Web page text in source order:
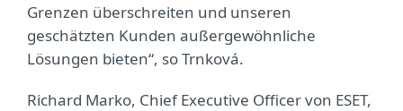
Grenzen überschreiten und unseren
geschätzten Kunden außergewöhnliche
Lösungen bieten“, so Trnková.
Richard Marko, Chief Executive Officer von ESET,